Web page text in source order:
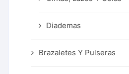
Diademas
Brazaletes Y Pulseras